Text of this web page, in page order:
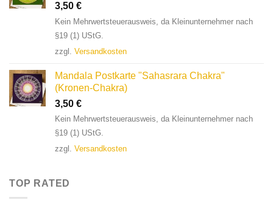
3,50 €
Kein Mehrwertsteuerausweis, da Kleinunternehmer nach
§19 (1) UStG.
zzgl. Versandkosten
Mandala Postkarte "Sahasrara Chakra"
(Kronen-Chakra)
3,50 €
Kein Mehrwertsteuerausweis, da Kleinunternehmer nach
§19 (1) UStG.
zzgl. Versandkosten
TOP RATED